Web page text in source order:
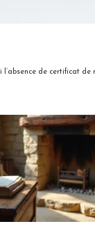
l’absence de certificat